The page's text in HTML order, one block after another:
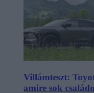
Villámteszt:
amire sok